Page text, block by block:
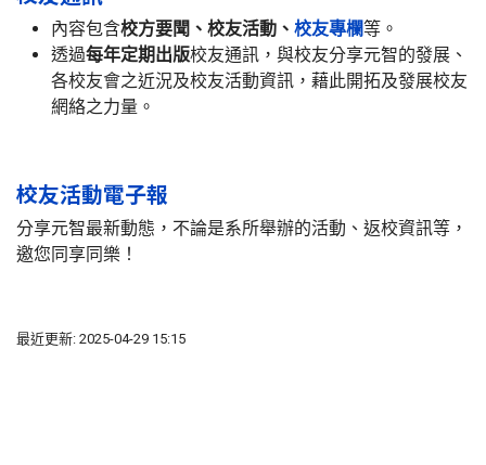
內容包含校方要聞、校友活動、 校友專欄等。
透過每年定期出版校友通訊，與校友分享元智的發展、
各校友會之近況及校友活動資訊，藉此開拓及發展校友
網絡之力量。
校友活動電子報
分享元智最新動態，不論是系所舉辦的活動、返校資訊等，
邀您同享同樂！
最近更新: 2025-04-29 15:15